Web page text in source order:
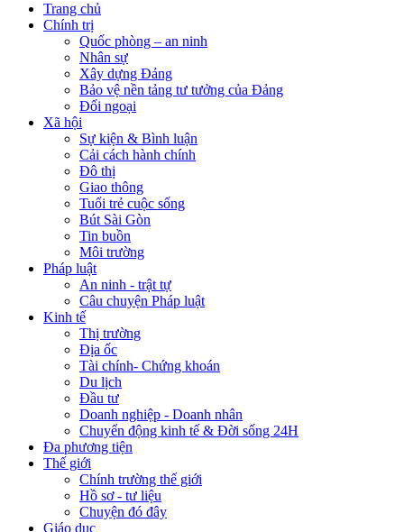
Trang chủ
Chính trị
Quốc phòng – an ninh
Nhân sự
Xây dựng Đảng
Bảo vệ nền tảng tư tưởng của Đảng
Đối ngoại
Xã hội
Sự kiện & Bình luận
Cải cách hành chính
Đô thị
Giao thông
Tuổi trẻ cuộc sống
Bút Sài Gòn
Tin buồn
Môi trường
Pháp luật
An ninh - trật tự
Câu chuyện Pháp luật
Kinh tế
Thị trường
Địa ốc
Tài chính- Chứng khoán
Du lịch
Đầu tư
Doanh nghiệp - Doanh nhân
Chuyển động kinh tế & Đời sống 24H
Đa phương tiện
Thế giới
Chính trường thế giới
Hồ sơ - tư liệu
Chuyện đó đây
Giáo dục